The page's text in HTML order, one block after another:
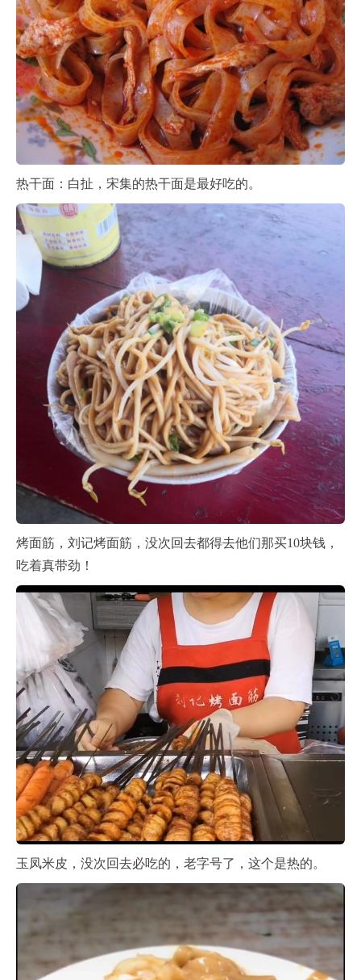
热干面：白扯，宋集的热干面是最好吃的。
烤面筋，刘记烤面筋，没次回去都得去他们那买10块钱，
吃着真带劲！
玉凤米皮，没次回去必吃的，老字号了，这个是热的。